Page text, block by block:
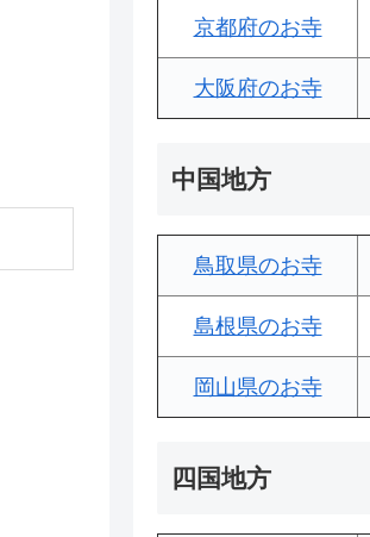
京都府のお寺
大阪府のお寺
中国地方
鳥取県のお寺
島根県のお寺
岡山県のお寺
四国地方